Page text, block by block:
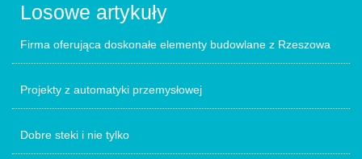
Losowe artykuły
Firma oferująca doskonałe elementy budowlane z Rzeszowa
Projekty z automatyki przemysłowej
Dobre steki i nie tylko